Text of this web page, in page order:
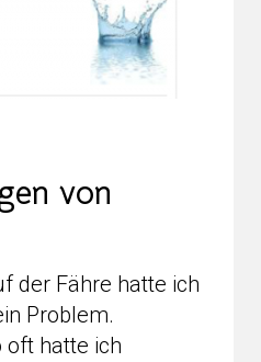
von
der Fähre hatte ich
Problem.
oft hatte ich